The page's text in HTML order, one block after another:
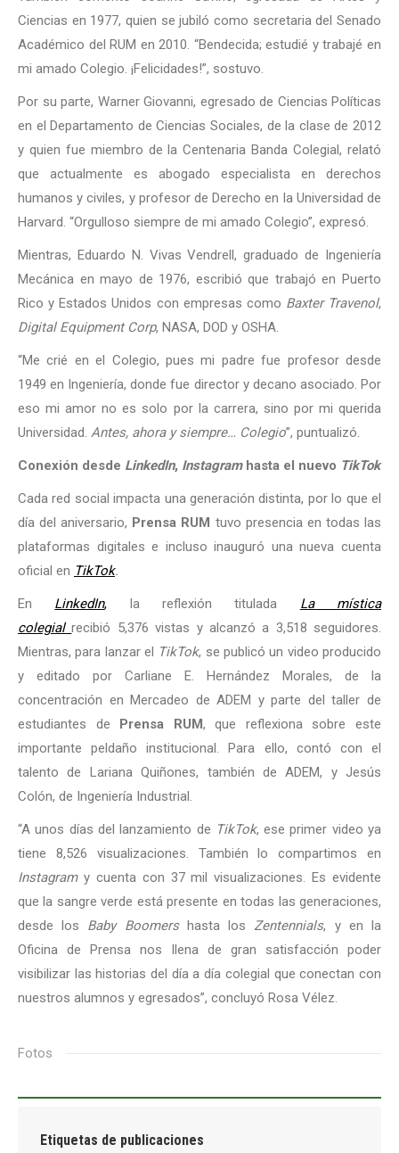
Ciencias en 1977, quien se jubiló como secretaria del Senado
Académico del RUM en 2010. “Bendecida; estudié y trabajé en
mi amado Colegio. ¡Felicidades!”, sostuvo.
Por su parte, Warner Giovanni, egresado de Ciencias Políticas
en el Departamento de Ciencias Sociales, de la clase de 2012
y quien fue miembro de la Centenaria Banda Colegial, relató
que actualmente es abogado especialista en derechos
humanos y civiles, y profesor de Derecho en la Universidad de
Harvard. “Orgulloso siempre de mi amado Colegio”, expresó.
Mientras, Eduardo N. Vivas Vendrell, graduado de Ingeniería
Mecánica en mayo de 1976, escribió que trabajó en Puerto
Rico y Estados Unidos con empresas como Baxter Travenol,
Digital Equipment Corp, NASA, DOD y OSHA.
“Me crié en el Colegio, pues mi padre fue profesor desde
1949 en Ingeniería, donde fue director y decano asociado. Por
eso mi amor no es solo por la carrera, sino por mi querida
Universidad. Antes, ahora y siempre… Colegio”, puntualizó.
Conexión desde LinkedIn, Instagramhasta el nuevo TikTok
Cada red social impacta una generación distinta, por lo que el
día del aniversario, Prensa RUM tuvo presencia en todas las
plataformas digitales e incluso inauguró una nueva cuenta
oficial en TikTok.
En LinkedIn, la reflexión titulada La mística
colegial recibió 5,376 vistas y alcanzó a 3,518 seguidores.
Mientras, para lanzar el TikTok, se publicó un video producido
y editado por Carliane E. Hernández Morales, de la
concentración en Mercadeo de ADEM y parte del taller de
estudiantes de Prensa RUM, que reflexiona sobre este
importante peldaño institucional. Para ello, contó con el
talento de Lariana Quiñones, también de ADEM, y Jesús
Colón, de Ingeniería Industrial.
“A unos días del lanzamiento de TikTok, ese primer video ya
tiene 8,526 visualizaciones. También lo compartimos en
Instagramy cuenta con 37 mil visualizaciones. Es evidente
que la sangre verde está presente en todas las generaciones,
desde los Baby Boomershasta losZentennials, y en la
Oficina de Prensa nos llena de gran satisfacción poder
visibilizar las historias del día a día colegial que conectan con
nuestros alumnos y egresados”, concluyó Rosa Vélez.
Fotos
Etiquetas de publicaciones